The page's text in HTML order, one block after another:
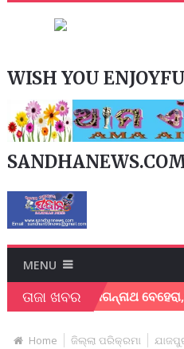
WISH YOU
MENU
ତାଜା ଖବର
ଶେଖର ଜଗନ୍ନାଥ
Home ଜିଲ୍ଲା ପରିକ୍ରମା